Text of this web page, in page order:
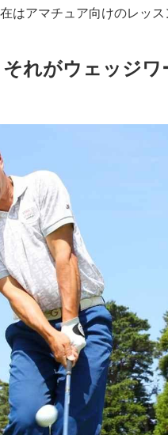
はアマチュア向けのレッ
れがウェッジ